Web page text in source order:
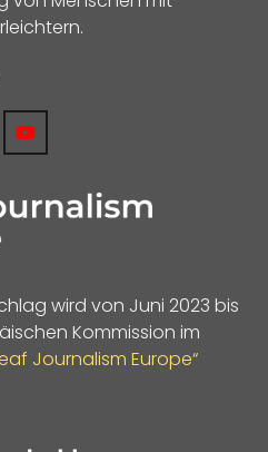
wird von Juni 2023 bis
Kommission im
Journalism Europe“